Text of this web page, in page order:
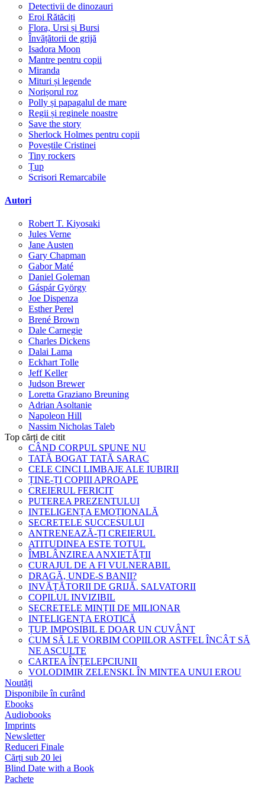
Detectivii de dinozauri
Eroi Rătăciți
Flora, Ursi și Bursi
Învățătorii de grijă
Isadora Moon
Mantre pentru copii
Miranda
Mituri și legende
Norișorul roz
Polly și papagalul de mare
Regii și reginele noastre
Save the story
Sherlock Holmes pentru copii
Poveștile Cristinei
Tiny rockers
Țup
Scrisori Remarcabile
Autori
Robert T. Kiyosaki
Jules Verne
Jane Austen
Gary Chapman
Gabor Maté
Daniel Goleman
Gáspár György
Joe Dispenza
Esther Perel
Brené Brown
Dale Carnegie
Charles Dickens
Dalai Lama
Eckhart Tolle
Jeff Keller
Judson Brewer
Loretta Graziano Breuning
Adrian Asoltanie
Napoleon Hill
Nassim Nicholas Taleb
Top cărți de citit
CÂND CORPUL SPUNE NU
TATĂ BOGAT TATĂ SARAC
CELE CINCI LIMBAJE ALE IUBIRII
ȚINE-ȚI COPIII APROAPE
CREIERUL FERICIT
PUTEREA PREZENTULUI
INTELIGENȚA EMOȚIONALĂ
SECRETELE SUCCESULUI
ANTRENEAZĂ-ȚI CREIERUL
ATITUDINEA ESTE TOTUL
ÎMBLÂNZIREA ANXIETĂȚII
CURAJUL DE A FI VULNERABIL
DRAGĂ, UNDE-S BANII?
INVĂȚĂTORII DE GRIJĂ. SALVATORII
COPILUL INVIZIBIL
SECRETELE MINȚII DE MILIONAR
INTELIGENȚA EROTICĂ
ȚUP. IMPOSIBIL E DOAR UN CUVÂNT
CUM SĂ LE VORBIM COPIILOR ASTFEL ÎNCÂT SĂ
NE ASCULTE
CARTEA ÎNȚELEPCIUNII
VOLODIMIR ZELENSKI. ÎN MINTEA UNUI EROU
Noutăți
Disponibile în curând
Ebooks
Audiobooks
Imprints
Newsletter
Reduceri Finale
Cărți sub 20 lei
Blind Date with a Book
Pachete